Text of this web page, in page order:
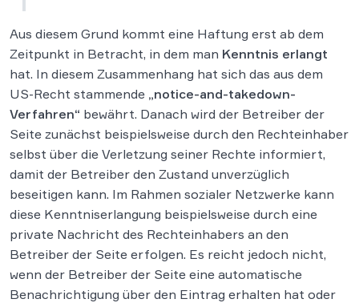
Aus diesem Grund kommt eine Haftung erst ab dem
Zeitpunkt in Betracht, in dem man Kenntnis erlangt
hat. In diesem Zusammenhang hat sich das aus dem
US-Recht stammende „notice-and-takedown-
Verfahren“ bewährt. Danach wird der Betreiber der
Seite zunächst beispielsweise durch den Rechteinhaber
selbst über die Verletzung seiner Rechte informiert,
damit der Betreiber den Zustand unverzüglich
beseitigen kann. Im Rahmen sozialer Netzwerke kann
diese Kenntniserlangung beispielsweise durch eine
private Nachricht des Rechteinhabers an den
Betreiber der Seite erfolgen. Es reicht jedoch nicht,
wenn der Betreiber der Seite eine automatische
Benachrichtigung über den Eintrag erhalten hat oder